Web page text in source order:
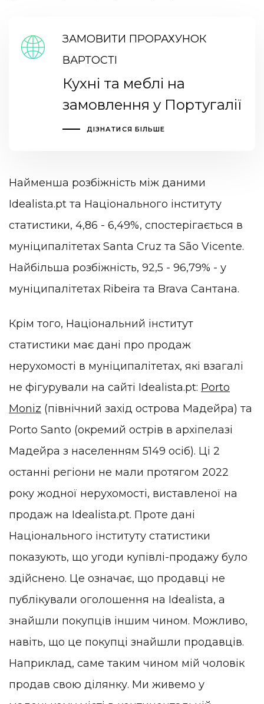
ЗАМОВИТИ ПРОРАХУНОК
ВАРТОСТІ
Кухні та меблі на
замовлення у Португалії
ДІЗНАТИСЯ БІЛЬШЕ
Найменша розбіжність між даними
Idealista.pt та Національного інституту
статистики, 4,86 - 6,49%, спостерігається в
муніципалітетах Santa Cruz та São Vicente.
Найбільша розбіжність, 92,5 - 96,79% - у
муніципалітетах Ribeira та Brava Сантана.
Крім того, Національний інститут
статистики має дані про продаж
нерухомості в муніципалітетах, які взагалі
не фігурували на сайті Idealista.pt: Porto
Moniz (північний захід острова Мадейра) та
Porto Santo (окремий острів в архіпелазі
Мадейра з населенням 5149 осіб). Ці 2
останні регіони не мали протягом 2022
року жодної нерухомості, виставленої на
продаж на Idealista.pt. Проте дані
Національного інституту статистики
показують, що угоди купівлі-продажу було
здійснено. Це означає, що продавці не
публікували оголошення на Idealista, а
знайшли покупців іншим чином. Можливо,
навіть, що це покупці знайшли продавців.
Наприклад, саме таким чином мій чоловік
продав свою ділянку. Ми живемо у